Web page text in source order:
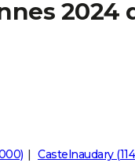
2024
Castelnaudary